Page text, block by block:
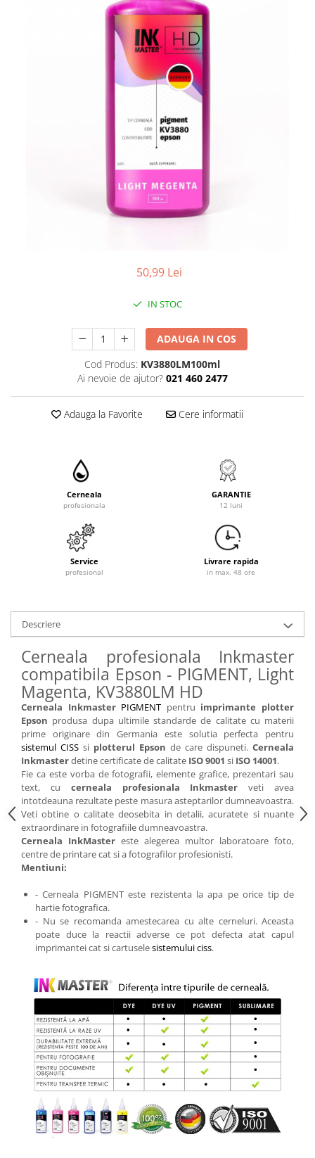
50,99 Lei
IN STOC
ADAUGA IN COS
Cod Produs: KV3880LM100ml
Ai nevoie de ajutor? 021 460 2477
Adauga la Favorite Cere informatii
Cerneala
profesionala
GARANTIE
12 luni
Service
profesional
Livrare rapida
in max. 48 ore
Descriere
Cerneala profesionala Inkmaster
compatibila Epson - PIGMENT, Light
Magenta, KV3880LM HD
Cerneala Inkmaster PIGMENT pentru imprimante plotter
Epson produsa dupa ultimile standarde de calitate cu materii
prime originare din Germania este solutia perfecta pentru
sistemul CISS si plotterul Epson de care dispuneti. Cerneala
Inkmasterdetine certificate de calitate ISO 9001 si ISO 14001.
Fie ca este vorba de fotografii, elemente grafice, prezentari sau
text, cu cerneala profesionala Inkmaster veti avea
intotdeauna rezultate peste masura asteptarilor dumneavoastra.
Veti obtine o calitate deosebita in detalii, acuratete si nuante
extraordinare in fotografiile dumneavoastra.
Cerneala InkMaster este alegerea multor laboratoare foto,
centre de printare cat si a fotografilor profesionisti.
Mentiuni:
- Cerneala PIGMENT este rezistenta la apa pe orice tip de
hartie fotografica.
- Nu se recomanda amestecarea cu alte cerneluri. Aceasta
poate duce la reactii adverse ce pot defecta atat capul
imprimantei cat si cartuselesistemului ciss.